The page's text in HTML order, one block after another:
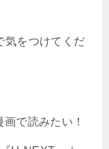
気をつけてくだ
で読みたい！